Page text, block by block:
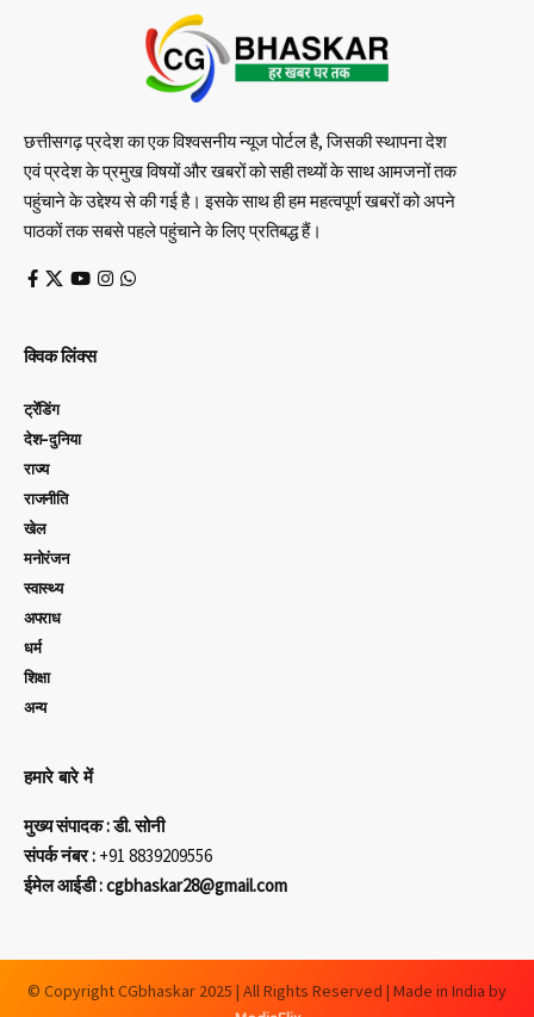
छत्तीसगढ़ प्रदेश का एक विश्वसनीय न्यूज पोर्टल है, जिसकी स्थापना देश
एवं प्रदेश के प्रमुख विषयों और खबरों को सही तथ्यों के साथ आमजनों तक
पहुंचाने के उद्देश्य से की गई है। इसके साथ ही हम महत्वपूर्ण खबरों को अपने
पाठकों तक सबसे पहले पहुंचाने के लिए प्रतिबद्ध हैं।
क्विक लिंक्स
ट्रेंडिंग
देश-दुनिया
राज्य
राजनीति
खेल
मनोरंजन
स्वास्थ्य
अपराध
धर्म
शिक्षा
अन्य
हमारे बारे में
मुख्य संपादक : डी. सोनी
संपर्क नंबर : +91 8839209556
ईमेल आईडी : cgbhaskar28@gmail.com
© Copyright CGbhaskar 2025 | All Rights Reserved | Made in India by